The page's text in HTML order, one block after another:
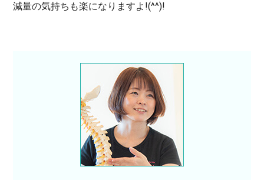
減量の気持ちも楽になりますよ!(^^)!